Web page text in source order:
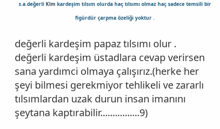
s.a.değerli Klm kardeşim tılsım olurda haç tılsımı olmaz haç sadece temsili bir
figürdür çarpma özeliği yoktur .
değerli kardeşim papaz tılsımı olur .
değerli kardeşim üstadlara cevap verirsen
sana yardımci olmaya çalışırız.(herke her
şeyi bilmesi gerekmiyor tehlikeli ve zararlı
tılsımlardan uzak durun insan imanını
şeytana kaptırabilir................9)